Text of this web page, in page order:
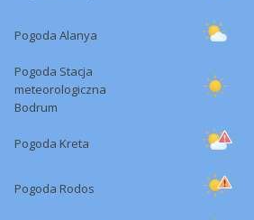
Pogoda Alanya
Pogoda Stacja
meteorologiczna
Bodrum
Pogoda Kreta
Pogoda Rodos